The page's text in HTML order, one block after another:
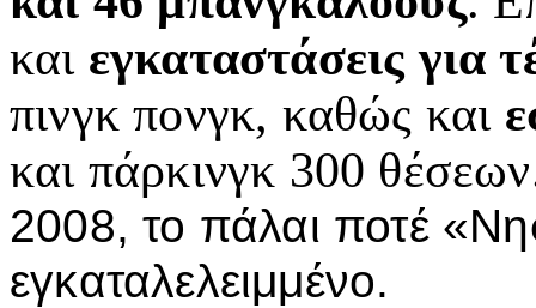
καιεγκαταστάσεις για
πινγκ πονγκ, καθώς και
και πάρκινγκ 300
2008, το πάλαι ποτέ
εγκαταλελειμμένο.